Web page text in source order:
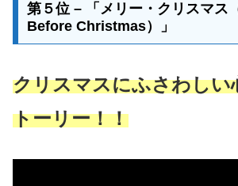
第５位 – 「メリー・クリスマス
Before Christmas）」
クリスマスにふさわしい
トーリー！！